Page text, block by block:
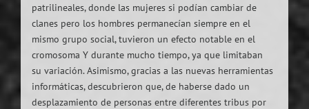
patrilineales, donde las mujeres si podían cambiar de
clanes pero los hombres permanecían siempre en el
mismo grupo social, tuvieron un efecto notable en el
cromosoma Y durante mucho tiempo, ya que limitaban
su variación. Asimismo, gracias a las nuevas herramientas
informáticas, descubrieron que, de haberse dado un
desplazamiento de personas entre diferentes tribus por